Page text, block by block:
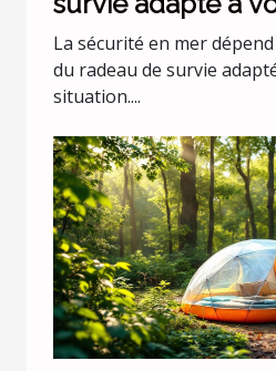
mer ?
La sécurité en mer
du radeau de survie
situation....